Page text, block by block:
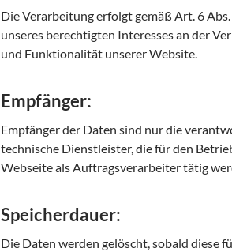
Die Verarbeitung erfolgt gemäß Art. 6
unseres berechtigten Interesses an der
und Funktionalität unserer Website.
Empfänger:
Empfänger der Daten sind nur die
technische Dienstleister, die für den
Webseite als Auftragsverarbeiter tätig
Speicherdauer:
Die Daten werden gelöscht, sobald diese